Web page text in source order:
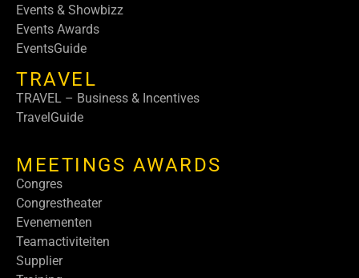
Events & Showbizz
Events Awards
EventsGuide
TRAVEL
TRAVEL – Business & Incentives
TravelGuide
MEETINGS AWARDS
Congres
Congrestheater
Evenementen
Teamactiviteiten
Supplier